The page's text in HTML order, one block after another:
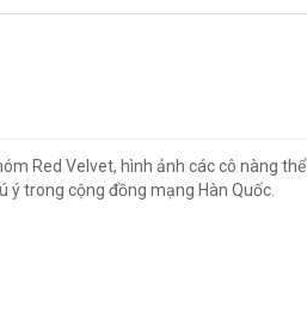
Red Velvet, hình ảnh các cô nàng thể
trong cộng đồng mạng Hàn Quốc.